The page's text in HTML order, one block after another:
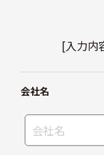
[入力内
会社名